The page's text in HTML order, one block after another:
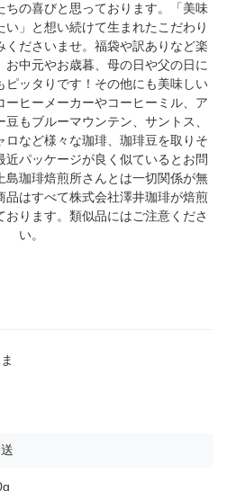
ちの喜びと思っております。「美味
い」と想い続けて生まれたこだわり
くださいませ。福袋や訳ありなど楽
お中元やお歳暮、母の日や父の日に
ピッタりです！その他にも美味しい
ーヒーメーカーやコーヒーミル、ア
もブルーマウンテン、サントス、
ロなど様々な珈琲、珈琲豆を取りそ
近パッケージが良く似ているとお問
島珈琲焙煎所さんとは一切関係が無
品はすべて株式会社澤井珈琲が焙煎
ります。類似品にはご注意くださ
い。